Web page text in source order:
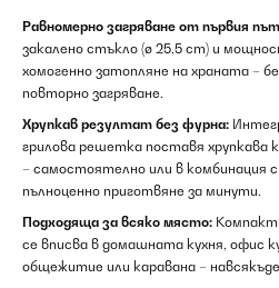
Равномерно загряване от първия
закалено стъкло (ø 25,5 cm) и
хомогенно затопляне на храната –
повторно загряване.
Хрупкав резултат без фурна:
грилова решетка поставя хрупкава
– самостоятелно или в комбинация
пълноценно приготвяне за минути.
Подходяща за всяко място:
се вписва в домашната кухня, офис
общежитие или каравана –